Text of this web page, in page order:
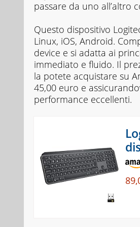
passare da uno all’altro
Questo dispositivo
Linux, iOS, Android.
device e si adatta ai
immediato e fluido. Il
la potete acquistare su
45,00 euro e
performance eccellenti.